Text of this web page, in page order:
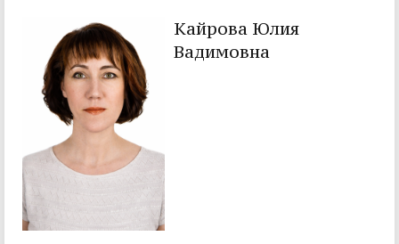
Кайрова Юлия
Вадимовна